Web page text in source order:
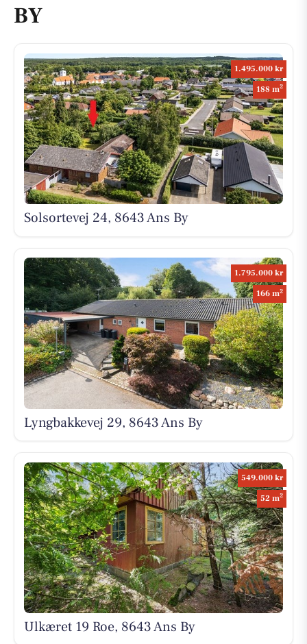
BY
1.495.000 kr
188 m2
Solsortevej 24, 8643 Ans By
1.795.000 kr
166 m2
Lyngbakkevej 29, 8643 Ans By
549.000 kr
52 m2
Ulkæret 19 Roe, 8643 Ans By